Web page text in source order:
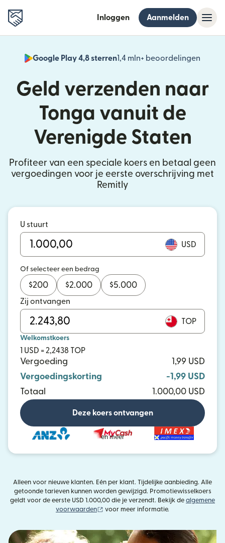
Inloggen Aanmelden
Google Play 4,8 sterren1,4 mln+ beoordelingen
Geld verzenden naar
Tonga vanuit de
Verenigde Staten
Profiteer van een speciale koers en betaal geen
vergoedingen voor je eerste overschrijving met
Remitly
U stuurt
USD
Of selecteer een bedrag
$200 $2.000 $5.000
Zij ontvangen
TOP
Welkomstkoers
1 USD = 2,2438 TOP
Vergoeding
1,99 USD
Vergoedingskorting
-1,99 USD
Totaal
1.000,00 USD
Deze koers ontvangen
en meer
Alleen voor nieuwe klanten. Eén per klant. Tijdelijke aanbieding. Alle
getoonde tarieven kunnen worden gewijzigd. Promotiewisselkoers
geldt voor de eerste USD 1.000,00 die je verzendt. Bekijk de algemene
voorwaarden
(wordt geopend in een nieuw venster)
voor meer informatie.